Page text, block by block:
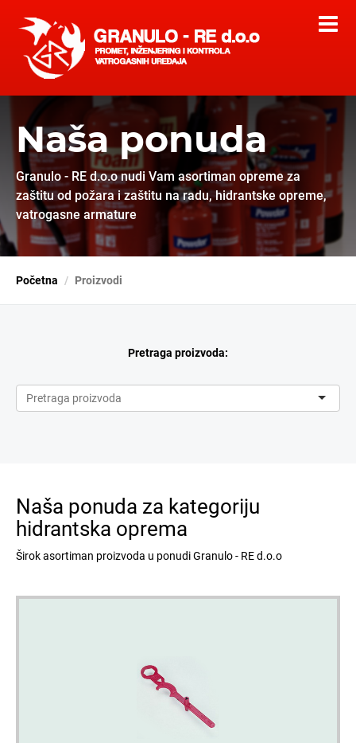
Naša ponuda
Granulo - RE d.o.o nudi Vam asortiman opreme za
zaštitu od požara i zaštitu na radu, hidrantske opreme,
vatrogasne armature
Početna Proizvodi
Pretraga proizvoda:
Naša ponuda za kategoriju
hidrantska oprema
Širok asortiman proizvoda u ponudi Granulo - RE d.o.o